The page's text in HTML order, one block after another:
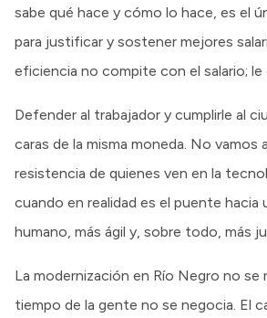
sabe qué hace y cómo lo hace, es el
para justificar y sostener mejores
eficiencia no compite con el salario;
Defender al trabajador y cumplirle al
caras de la misma moneda. No vamos
resistencia de quienes ven en la
cuando en realidad es el puente hacia
humano, más ágil y, sobre todo, más
La modernización en Río Negro no se
tiempo de la gente no se negocia. El